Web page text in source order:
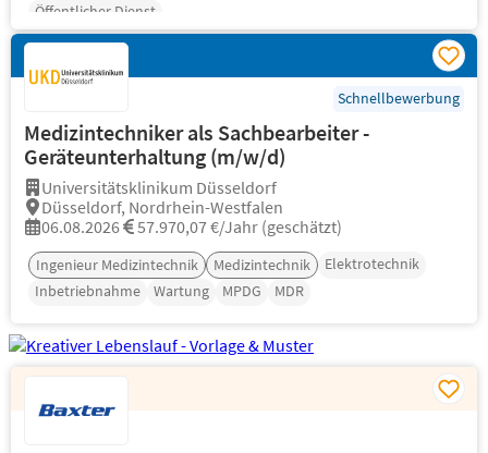
Öffentlicher Dienst
Schnellbewerbung
Medizintechniker als Sachbearbeiter -
Geräteunterhaltung (m/w/d)
Universitätsklinikum Düsseldorf
Düsseldorf, Nordrhein-Westfalen
06.08.2026
57.970,07 €/Jahr (geschätzt)
Ingenieur Medizintechnik Medizintechnik
Elektrotechnik
Inbetriebnahme
Wartung MPDG MDR